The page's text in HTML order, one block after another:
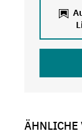
ÄHNLICHE